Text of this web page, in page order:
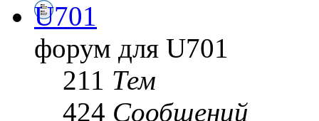
U701
форум для U701
211 Тем
424 Сообщений